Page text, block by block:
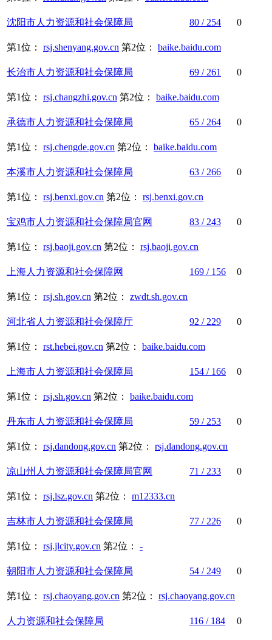
沈阳市人力资源和社会保障局 80 / 254 0
第1位： rsj.shenyang.gov.cn 第2位： baike.baidu.com
长治市人力资源和社会保障局 69 / 261 0
第1位： rsj.changzhi.gov.cn 第2位： baike.baidu.com
承德市人力资源和社会保障局 65 / 264 0
第1位： rsj.chengde.gov.cn 第2位： baike.baidu.com
本溪市人力资源和社会保障局 63 / 266 0
第1位： rsj.benxi.gov.cn 第2位： rsj.benxi.gov.cn
宝鸡市人力资源和社会保障局官网 83 / 243 0
第1位： rsj.baoji.gov.cn 第2位： rsj.baoji.gov.cn
上海人力资源和社会保障网 169 / 156 0
第1位： rsj.sh.gov.cn 第2位： zwdt.sh.gov.cn
河北省人力资源和社会保障厅 92 / 229 0
第1位： rst.hebei.gov.cn 第2位： baike.baidu.com
上海市人力资源和社会保障局 154 / 166 0
第1位： rsj.sh.gov.cn 第2位： baike.baidu.com
丹东市人力资源和社会保障局 59 / 253 0
第1位： rsj.dandong.gov.cn 第2位： rsj.dandong.gov.cn
凉山州 人力资源和社会保障局官网 71 / 233 0
第1位： rsj.lsz.gov.cn 第2位： m12333.cn
吉林市人力资源和社会保障局 77 / 226 0
第1位： rsj.jlcity.gov.cn 第2位： -
朝阳市人力资源和社会保障局 54 / 249 0
第1位： rsj.chaoyang.gov.cn 第2位： rsj.chaoyang.gov.cn
人力资源和社会保障局 116 / 184 0